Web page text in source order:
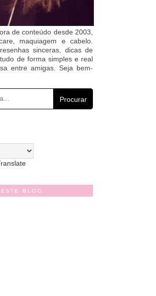
de conteúdo desde 2003,
maquiagem e cabelo.
sinceras, dicas de
de forma simples e real
entre amigas. Seja bem-
Procurar
BLOG